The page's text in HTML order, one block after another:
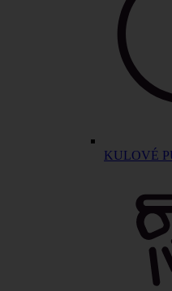
KULOVÉ